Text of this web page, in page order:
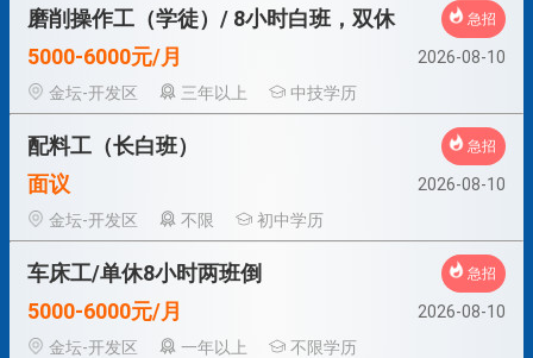
磨削操作工（学徒）/ 8小时白班，双休 急招
5000-6000元/月
2026-08-10
金坛-开发区
三年以上 中技学历
配料工（长白班） 急招
面议
2026-08-10
金坛-开发区
不限 初中学历
车床工/单休8小时两班倒 急招
5000-6000元/月
2026-08-10
金坛-开发区
一年以上 不限学历